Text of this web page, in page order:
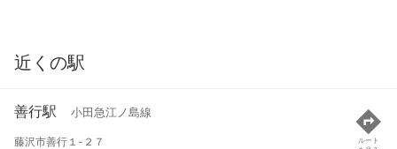
近くの駅
善行駅 小田急江ノ島線
藤沢市善行１-２７
ルート